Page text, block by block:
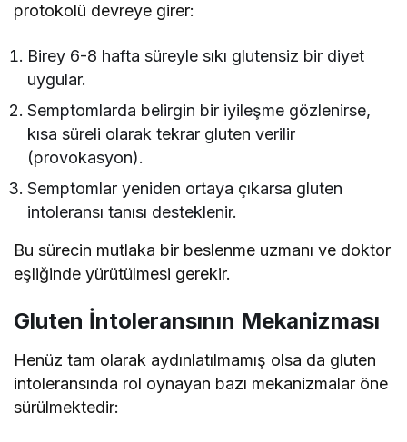
protokolü devreye girer:
Birey 6-8 hafta süreyle sıkı glutensiz bir diyet
uygular.
Semptomlarda belirgin bir iyileşme gözlenirse,
kısa süreli olarak tekrar gluten verilir
(provokasyon).
Semptomlar yeniden ortaya çıkarsa gluten
intoleransı tanısı desteklenir.
Bu sürecin mutlaka bir beslenme uzmanı ve doktor
eşliğinde yürütülmesi gerekir.
Gluten İntoleransının Mekanizması
Henüz tam olarak aydınlatılmamış olsa da gluten
intoleransında rol oynayan bazı mekanizmalar öne
sürülmektedir: